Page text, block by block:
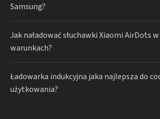
Samsung?
Jak naładować słuchawki Xiaomi AirDots
warunkach?
Ładowarka indukcyjna jaka najlepsza do
użytkowania?